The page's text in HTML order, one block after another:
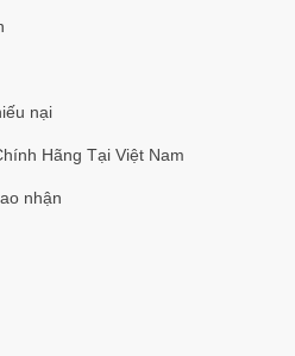
nại
Hãng Tại Việt Nam
nhận